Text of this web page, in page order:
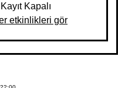
Kayıt Kapalı
etkinlikleri gör